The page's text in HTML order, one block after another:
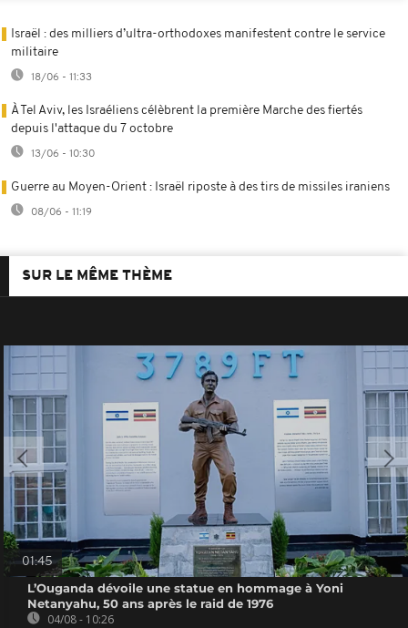
Israël : des milliers d’ultra-orthodoxes manifestent contre le service
militaire
18/06 - 11:33
À Tel Aviv, les Israéliens célèbrent la première Marche des fiertés
depuis l'attaque du 7 octobre
13/06 - 10:30
Guerre au Moyen-Orient : Israël riposte à des tirs de missiles iraniens
08/06 - 11:19
SUR LE MÊME THÈME
01:45
L’Ouganda dévoile une statue en hommage à Yoni
Netanyahu, 50 ans après le raid de 1976
04/08 - 10:26